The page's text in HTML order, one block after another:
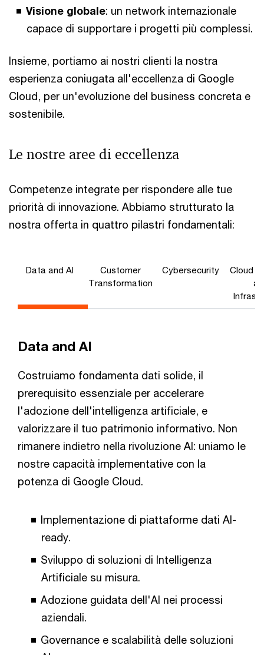
Visione globale: un network internazionale
capace di supportare i progetti più complessi.
Insieme, portiamo ai nostri clienti la nostra
esperienza coniugata all'eccellenza di Google
Cloud, per un'evoluzione del business concreta e
sostenibile.
Le nostre aree di eccellenza
Competenze integrate per rispondere alle tue
priorità di innovazione. Abbiamo strutturato la
nostra offerta in quattro pilastri fondamentali:
Data and AI
Customer
Transformation
Cybersecurity
Cloud
Data and AI
Costruiamo fondamenta dati solide, il
prerequisito essenziale per accelerare
l'adozione dell'intelligenza artificiale, e
valorizzare il tuo patrimonio informativo. Non
rimanere indietro nella rivoluzione AI: uniamo le
nostre capacità implementative con la
potenza di Google Cloud.
Implementazione di piattaforme dati AI-
ready.
Sviluppo di soluzioni di Intelligenza
Artificiale su misura.
Adozione guidata dell'AI nei processi
aziendali.
Governance e scalabilità delle soluzioni